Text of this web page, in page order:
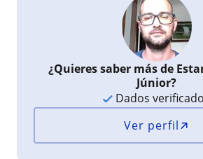
¿Quieres saber más de
Júnior?
Dados
Ver perfil